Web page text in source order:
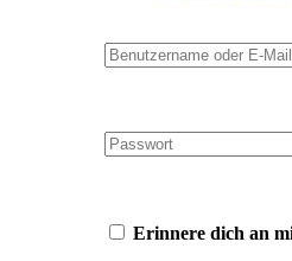
Erinnere dich an